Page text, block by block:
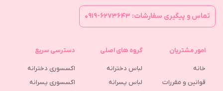
تماس و پیگیری سفارشات: ۶۲۷۳۶۴۳-۰۹۱۹
امور مشتریان
خانه
قوانین و مقررات
گروه های اصلی
لباس دخترانه
لباس پسرانه
دسترسی سریع
اکسسوری دخترانه
اکسسوری پسرانه